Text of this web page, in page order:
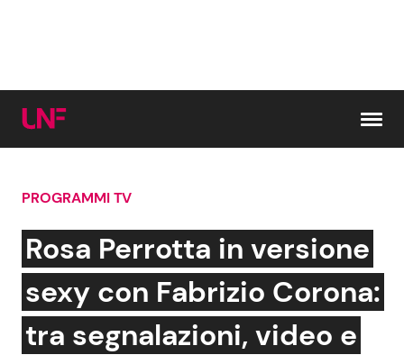
Cerca:
News e Cronaca
Attualità Italiana
Gossip e TV
Bellezze VIP
PROGRAMMI TV
Rosa Perrotta in versione
sexy con Fabrizio Corona:
tra segnalazioni, video e